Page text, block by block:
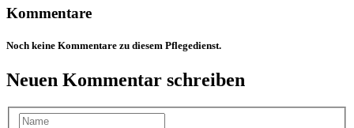
Kommentare
Noch keine Kommentare zu diesem Pflegedienst.
Neuen Kommentar schreiben